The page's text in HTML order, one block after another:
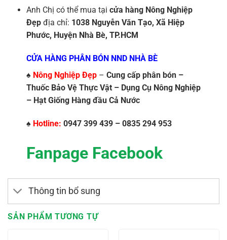
Anh Chị có thể mua tại cửa hàng Nông Nghiệp
Đẹpđịa chỉ: 1038 Nguyễn Văn Tạo, Xã Hiệp
Phước, Huyện Nhà Bè, TP.HCM
CỬA HÀNG PHÂN BÓN NND NHÀ BÈ
♠ Nông Nghiệp Đẹp– Cung cấp phân bón –
Thuốc Bảo Vệ Thực Vật – Dụng Cụ Nông Nghiệp
– Hạt Giống Hàng đầu Cả Nước
♠ Hotline: 0947 399 439 – 0835 294 953
Fanpage Facebook
Thông tin bổ sung
SẢN PHẨM TƯƠNG TỰ